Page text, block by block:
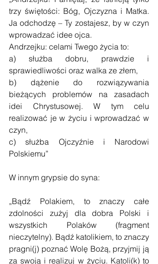
trzy świętości: Bóg, Ojczyzna i Matka.
Ja odchodzę – Ty zostajesz, by w czyn
wprowadzać idee ojca.
Andrzejku: celami Twego życia to:
a) służba dobru, prawdzie i
sprawiedliwości oraz walka ze złem,
b) dążenie do rozwiązywania
bieżących problemów na zasadach
idei Chrystusowej. W tym celu
realizować je w życiu i wprowadzać w
czyn,
c) służba Ojczyźnie i Narodowi
Polskiemu”
W innym grypsie do syna:
„Bądź Polakiem, to znaczy całe
zdolności zużyj dla dobra Polski i
wszystkich Polaków (fragment
nieczytelny). Bądź katolikiem, to znaczy
pragni(j) poznać Wolę Bożą, przyjmij ją
za swoją i realizuj w życiu. Katoli(k) to